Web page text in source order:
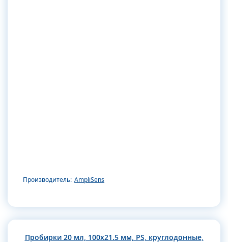
Производитель: AmpliSens
Пробирки 20 мл, 100x21.5 мм, PS, круглодонные,